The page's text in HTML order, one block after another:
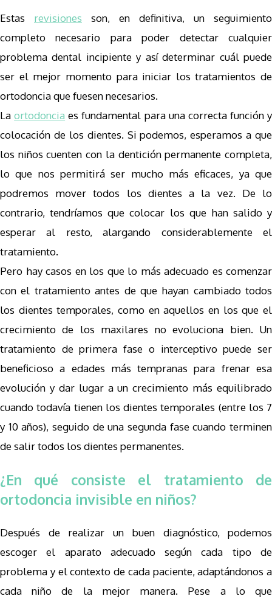
Estas revisiones son, en definitiva, un seguimiento
completo necesario para poder detectar cualquier
problema dental incipiente y así determinar cuál puede
ser el mejor momento para iniciar los tratamientos de
ortodoncia que fuesen necesarios.
Laortodoncia es fundamental para una correcta función y
colocación de los dientes. Si podemos, esperamos a que
los niños cuenten con la dentición permanente completa,
lo que nos permitirá ser mucho más eficaces, ya que
podremos mover todos los dientes a la vez. De lo
contrario, tendríamos que colocar los que han salido y
esperar al resto, alargando considerablemente el
tratamiento.
Pero hay casos en los que lo más adecuado es comenzar
con el tratamiento antes de que hayan cambiado todos
los dientes temporales, como en aquellos en los que el
crecimiento de los maxilares no evoluciona bien. Un
tratamiento de primera fase o interceptivo puede ser
beneficioso a edades más tempranas para frenar esa
evolución y dar lugar a un crecimiento más equilibrado
cuando todavía tienen los dientes temporales (entre los 7
y 10 años), seguido de una segunda fase cuando terminen
de salir todos los dientes permanentes.
¿En qué consiste el tratamiento de
ortodoncia invisible en niños?
Después de realizar un buen diagnóstico, podemos
escoger el aparato adecuado según cada tipo de
problema y el contexto de cada paciente, adaptándonos a
cada niño de la mejor manera. Pese a lo que